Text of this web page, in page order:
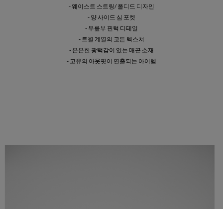
- 웨이스트 스트링/ 폴디드 디자인
- 양 사이드 심 포켓
- 무릎부 핀턱 디테일
- 트윌 계열의 코튼 텍스쳐
- 은은한 광택감이 있는 매끈 소재
- 고유의 아웃핏이 연출되는 아이템